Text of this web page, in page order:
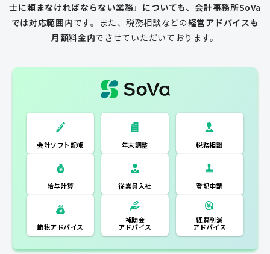
士に頼まなければならない業務」についても、会計事務所SoVa
では対応範囲内です。 また、税務相談などの経営アドバイスも
月額料金内でさせていただいております。
一般的な税理士
会計ソフト記
帳 年末調整 税務相談
会計ソフト記帳
年末調整
税務相談
給与計算
従業員入社
登記申請
節税アドバイス
補助金
アドバイス
アドバイス